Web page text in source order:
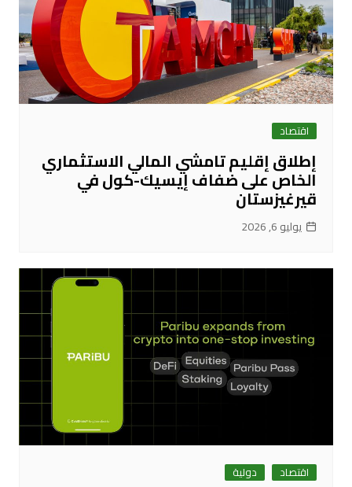
اقتصاد
إطلاق إقليم تامشي المالي الاستثماري
الخاص على ضفاف إيسيك-كول في
قيرغيزستان
يوليو 6, 2026
اقتصاد دولية